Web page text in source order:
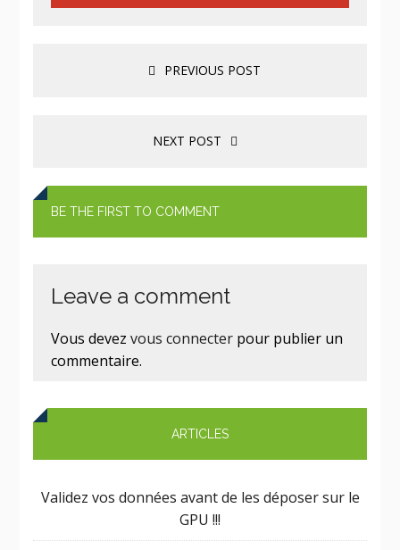
PREVIOUS POST
NEXT POST
BE THE FIRST TO COMMENT
Leave a comment
Vous devez vous connecterpour publier un
commentaire.
ARTICLES
Validez vos données avant de les déposer sur le
GPU !!!